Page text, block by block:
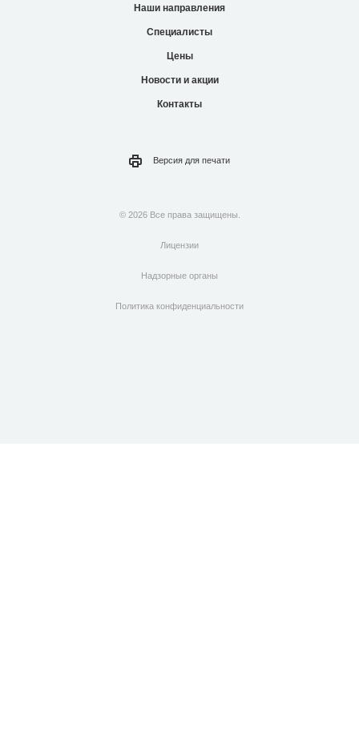
Наши направления
Специалисты
Цены
Новости и акции
Контакты
Версия для печати
© 2026 Все права защищены.
Лицензии
Надзорные органы
Политика конфиденциальности